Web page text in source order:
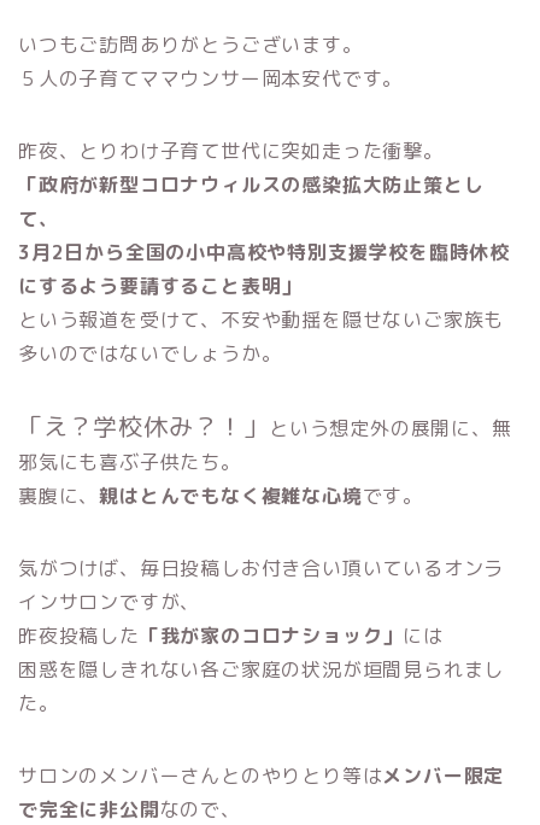
いつもご訪問ありがとうございます。
５人の子育てママウンサー岡本安代です。
昨夜、とりわけ子育て世代に突如走った衝撃。
「政府が新型コロナウィルスの感染拡大防止策とし
て、
3月2日から全国の小中高校や特別支援学校を臨時休校
にするよう要請すること表明」
という報道を受けて、不安や動揺を隠せないご家族も
多いのではないでしょうか。
「え？学校休み？！」
という想定外の展開に、無
邪気にも喜ぶ子供たち。
裏腹に、親はとんでもなく複雑な心境です。
気がつけば、毎日投稿しお付き合い頂いているオンラ
インサロンですが、
昨夜投稿した 「我が家のコロナショック」 には
困惑を隠しきれない各ご家庭の状況が垣間見られまし
た。
サロンのメンバーさんとのやりとり等はメンバー限定
で完全に非公開なので、